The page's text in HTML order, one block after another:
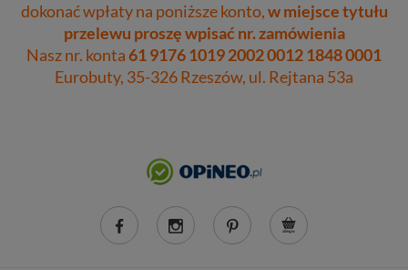
dokonać wpłaty na poniższe konto,w miejsce tytułu
przelewu proszę wpisać nr. zamówienia
Nasz nr. konta61 9176 1019 2002 0012 1848 0001
Eurobuty, 35-326 Rzeszów, ul. Rejtana 53a